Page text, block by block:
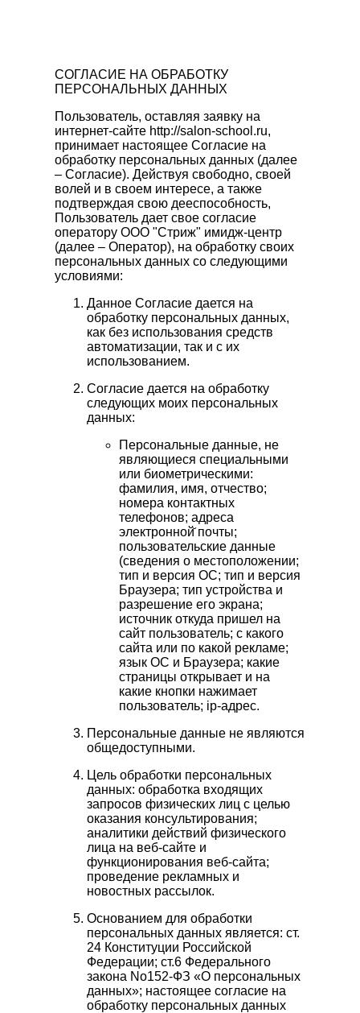
СОГЛАСИЕ НА ОБРАБОТКУ
ПЕРСОНАЛЬНЫХ ДАННЫХ
Пользователь, оставляя заявку на
интернет-сайте http://salon-school.ru,
принимает настоящее Согласие на
обработку персональных данных (далее
– Согласие). Действуя свободно, своей
волей и в своем интересе, а также
подтверждая свою дееспособность,
Пользователь дает свое согласие
оператору ООО "Стриж" имидж-центр
(далее – Оператор), на обработку своих
персональных данных со следующими
условиями:
Данное Согласие дается на
обработку персональных данных,
как без использования средств
автоматизации, так и с их
использованием.
Согласие дается на обработку
следующих моих персональных
данных:
Персональные данные, не
являющиеся специальными
или биометрическими:
фамилия, имя, отчество;
номера контактных
телефонов; адреса
электронной̆ почты;
пользовательские данные
(сведения о местоположении;
тип и версия ОС; тип и версия
Браузера; тип устройства и
разрешение его экрана;
источник откуда пришел на
сайт пользователь; с какого
сайта или по какой рекламе;
язык ОС и Браузера; какие
страницы открывает и на
какие кнопки нажимает
пользователь; ip-адрес.
Персональные данные не являются
общедоступными.
Цель обработки персональных
данных: обработка входящих
запросов физических лиц с целью
оказания консультирования;
аналитики действий физического
лица на веб-сайте и
функционирования веб-сайта;
проведение рекламных и
новостных рассылок.
Основанием для обработки
персональных данных является: ст.
24 Конституции Российской
Федерации; ст.6 Федерального
закона No152-ФЗ «О персональных
данных»; настоящее согласие на
обработку персональных данных